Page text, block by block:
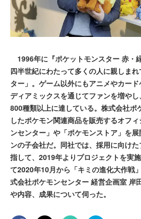
1996年に『ポケットモンスター 赤・
四半世紀にわたって多くの人に親しま
ター」。ゲーム以外にもアニメやカー
ディアミックスを通じてファンを増や
800種類以上に達している。株式会社ポ
したポケモン関連商品を販売するオフ
ンセンター」や「ポケモンストア」を
ンの子会社だ。同社では、採用に向け
指して、2019年よりプロジェクトを実
て2020年10月から「キミの進化大作戦
式会社ポケモンセンター 経営企画室 岸
や内容、成果について伺った。